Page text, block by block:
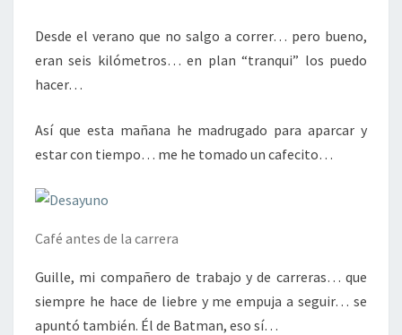
Desde el verano que no salgo a correr… pero bueno,
eran seis kilómetros… en plan “tranqui” los puedo
hacer…
Así que esta mañana he madrugado para aparcar y
estar con tiempo… me he tomado un cafecito…
Café antes de la carrera
Guille, mi compañero de trabajo y de carreras… que
siempre he hace de liebre y me empuja a seguir… se
apuntó también. Él de Batman, eso sí…